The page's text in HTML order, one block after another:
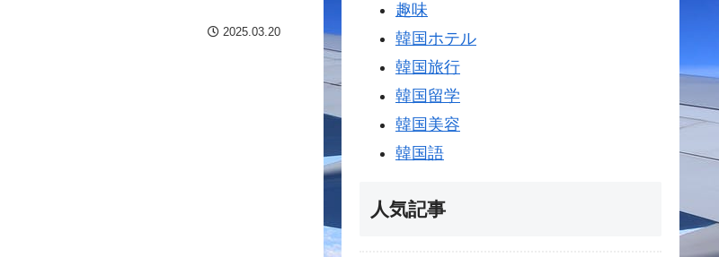
2025.03.20
趣味
韓国ホテル
韓国旅行
韓国留学
韓国美容
韓国語
人気記事